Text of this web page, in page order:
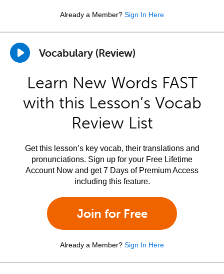
Already a Member? Sign In Here
Vocabulary (Review)
Learn New Words FAST
with this Lesson’s Vocab
Review List
Get this lesson’s key vocab, their translations and
pronunciations. Sign up for your Free Lifetime
Account Now and get 7 Days of Premium Access
including this feature.
Join for Free
Already a Member? Sign In Here